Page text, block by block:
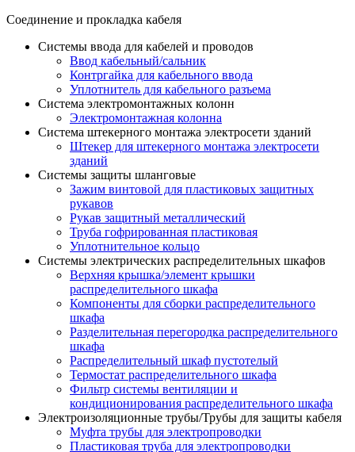
Соединение и прокладка кабеля
Системы ввода для кабелей и проводов
Ввод кабельный/сальник
Контргайка для кабельного ввода
Уплотнитель для кабельного разъема
Система электромонтажных колонн
Электромонтажная колонна
Система штекерного монтажа электросети зданий
Штекер для штекерного монтажа электросети
зданий
Системы защиты шланговые
Зажим винтовой для пластиковых защитных
рукавов
Рукав защитный металлический
Труба гофрированная пластиковая
Уплотнительное кольцо
Системы электрических распределительных шкафов
Верхняя крышка/элемент крышки
распределительного шкафа
Компоненты для сборки распределительного
шкафа
Разделительная перегородка распределительного
шкафа
Распределительный шкаф пустотелый
Термостат распределительного шкафа
Фильтр системы вентиляции и
кондиционирования распределительного шкафа
Электроизоляционные трубы/Трубы для защиты кабеля
Муфта трубы для электропроводки
Пластиковая труба для электропроводки